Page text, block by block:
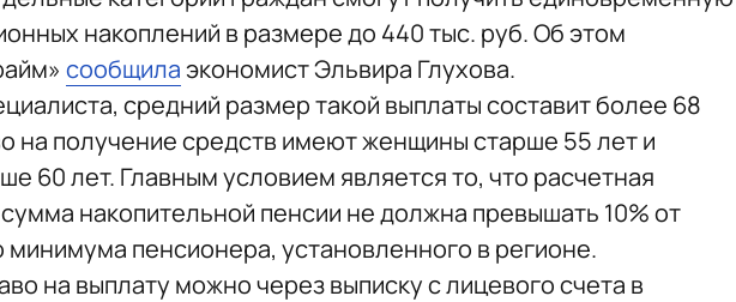
накоплений в размере до 440 тыс. руб. Об этом
сообщилаэкономист Эльвира Глухова.
средний размер такой выплаты составит более 68
на получение средств имеют женщины старше 55 лет и
60 лет. Главным условием является то, что расчетная
накопительной пенсии не должна превышать 10% от
минимума пенсионера, установленного в регионе.
на выплату можно через выписку с лицевого счета в